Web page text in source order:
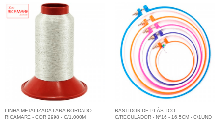
LINHA METALIZADA PARA BORDADO -
RICAMARE - COR 2998 - C/1.000M
BASTIDOR DE PLÁSTICO -
C/REGULADOR - Nº16 - 16,5CM - C/1UND